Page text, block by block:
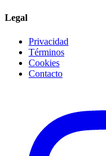
Legal
Privacidad
Términos
Cookies
Contacto